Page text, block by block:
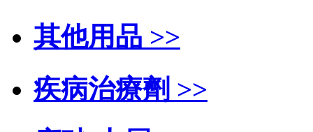
其他用品 >>
疾病治療劑 >>